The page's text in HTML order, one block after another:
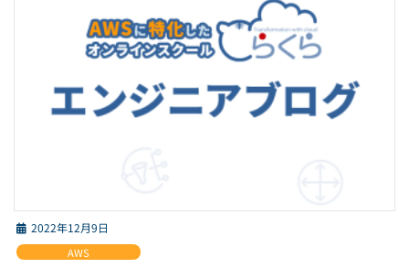
2022年12月9日
AWS